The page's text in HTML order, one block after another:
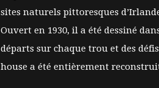
sites naturels pittoresques
Ouvert en 1930, il a été dessiné
départs sur chaque trou et des
house a été entièrement